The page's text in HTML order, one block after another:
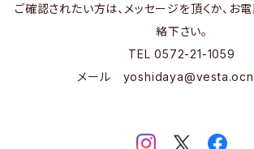
ご確認されたい方は、メッセージを頂くか、お
絡下さい。
TEL 0572-21-1059
メール